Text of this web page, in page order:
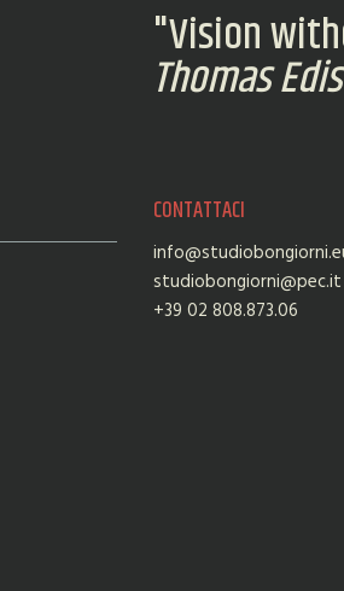
"Vision
Thomas
CONTATTACI
studiobongiorni@pec.it
+39 02 808.873.06